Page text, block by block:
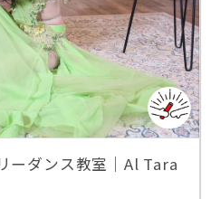
ーダンス教室｜Al Tara